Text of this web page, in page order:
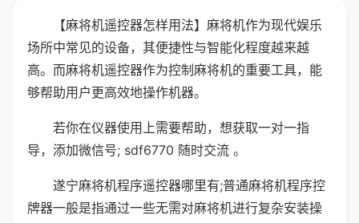
【麻将机遥控器怎样用法】麻将机作为现代娱乐
场所中常见的设备，其便捷性与智能化程度越来越
高。而麻将机遥控器作为控制麻将机的重要工具，能
够帮助用户更高效地操作机器。
若你在仪器使用上需要帮助，想获取一对一指
导，添加微信号; sdf6770 随时交流 。
遂宁麻将机程序遥控器哪里有;普通麻将机程序控
牌器一般是指通过一些无需对麻将机进行复杂安装操